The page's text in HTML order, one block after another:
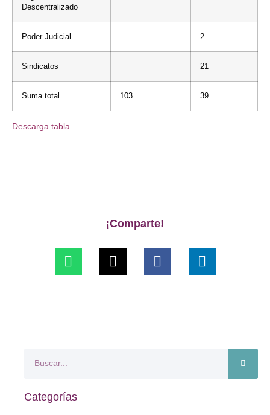
Descentralizado
Poder Judicial 2
Sindicatos 21
Suma total 103 39
Descarga tabla
¡Comparte!
Categorías